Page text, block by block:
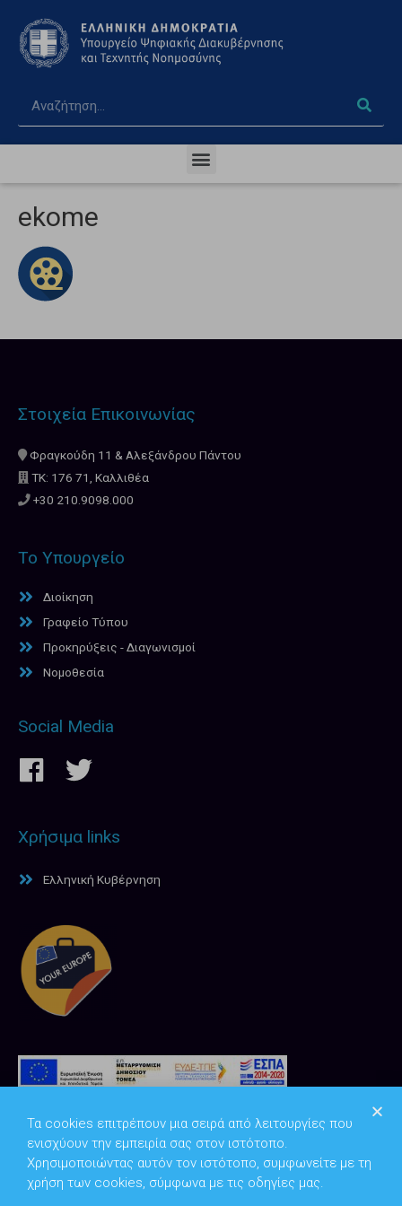
ekome
Στοιχεία Επικοινωνίας
Φραγκούδη 11 & Αλεξάνδρου Πάντου
ΤΚ: 176 71, Καλλιθέα
+30 210.9098.000
Το Υπουργείο
Διοίκηση
Γραφείο Τύπου
Προκηρύξεις - Διαγωνισμοί
Νομοθεσία
Social Media
Χρήσιμα links
Ελληνική Κυβέρνηση
Τα cookies επιτρέπουν μια σειρά από λειτουργίες που
ενισχύουν την εμπειρία σας στον ιστότοπο.
Χρησιμοποιώντας αυτόν τον ιστότοπο, συμφωνείτε με τη
χρήση των cookies, σύμφωνα με τις οδηγίες μας.